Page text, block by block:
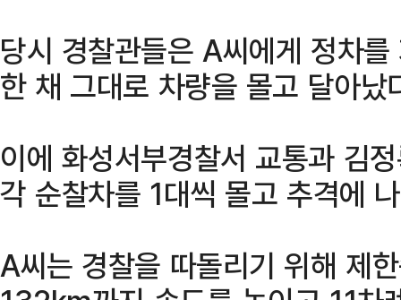
당시 경찰관들은 A씨에게 정차
한 채 그대로 차량을 몰고 달아났
이에 화성서부경찰서 교통과 김
각 순찰차를 1대씩 몰고 추격에
A씨는 경찰을 따돌리기 위해 제